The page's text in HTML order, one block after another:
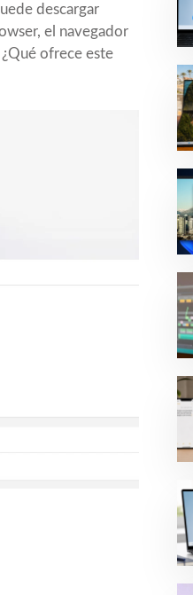
descargar
el navegador
ofrece este